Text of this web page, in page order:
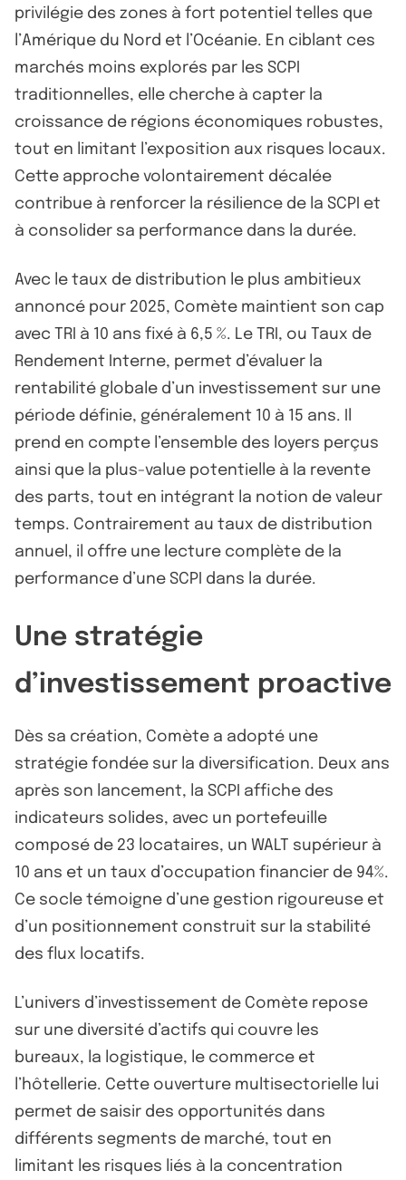
privilégie des zones à fort potentiel telles que
l’Amérique du Nord et l’Océanie. En ciblant ces
marchés moins explorés par les SCPI
traditionnelles, elle cherche à capter la
croissance de régions économiques robustes,
tout en limitant l’exposition aux risques locaux.
Cette approche volontairement décalée
contribue à renforcer la résilience de la SCPI et
à consolider sa performance dans la durée.
Avec le taux de distribution le plus ambitieux
annoncé pour 2025, Comète maintient son cap
avec TRI à 10 ans fixé à 6,5 %. Le TRI, ou Taux de
Rendement Interne, permet d’évaluer la
rentabilité globale d’un investissement sur une
période définie, généralement 10 à 15 ans. Il
prend en compte l’ensemble des loyers perçus
ainsi que la plus-value potentielle à la revente
des parts, tout en intégrant la notion de valeur
temps. Contrairement au taux de distribution
annuel, il offre une lecture complète de la
performance d’une SCPI dans la durée.
Une stratégie
d’investissement proactive
Dès sa création, Comète a adopté une
stratégie fondée sur la diversification. Deux ans
après son lancement, la SCPI affiche des
indicateurs solides, avec un portefeuille
composé de 23 locataires, un WALT supérieur à
10 ans et un taux d’occupation financier de 94%.
Ce socle témoigne d’une gestion rigoureuse et
d’un positionnement construit sur la stabilité
des flux locatifs.
L’univers d’investissement de Comète repose
sur une diversité d’actifs qui couvre les
bureaux, la logistique, le commerce et
l’hôtellerie. Cette ouverture multisectorielle lui
permet de saisir des opportunités dans
différents segments de marché, tout en
limitant les risques liés à la concentration